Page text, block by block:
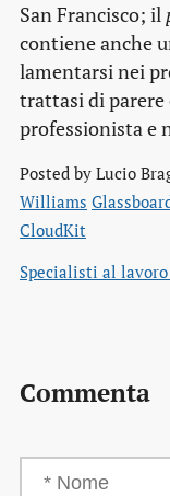
San Francisco; il
contiene anche
lamentarsi nei
trattasi di parere
professionista e
Posted by Lucio
Williams
CloudKit
Specialisti al
Commenta